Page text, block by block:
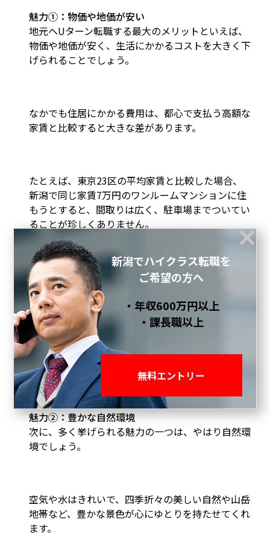
魅力①：物価や地価が安い
地元へUターン転職する最大のメリットといえば、
物価や地価が安く、生活にかかるコストを大きく下
げられることでしょう。
なかでも住居にかかる費用は、都心で支払う高額な
家賃と比較すると大きな差があります。
たとえば、東京23区の平均家賃と比較した場合、
新潟で同じ家賃7万円のワンルームマンションに住
もうとすると、間取りは広く、駐車場までついてい
ることが珍しくありません。
広く快適な住環境が与えられることから、心身とも
に余裕が生まれ、貯金するなどお金を豊かに使う選
択肢を持つことが可能になるのです。
▼新潟県の物価の安さについては「新潟の物価は激
安！？――Uターン者が驚愕するその実態」で解説して
いますので、こちらもご参照ください。
魅力②：豊かな自然環境
次に、多く挙げられる魅力の一つは、やはり自然環
境でしょう。
空気や水はきれいで、四季折々の美しい自然や山岳
地帯など、豊かな景色が心にゆとりを持たせてくれ
ます。
新潟でハイクラス転職を
ご希望の方へ
・年収600万円以上
・課長職以上
無料エントリー